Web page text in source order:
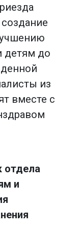
детям до
из
вместе с
отдела
и